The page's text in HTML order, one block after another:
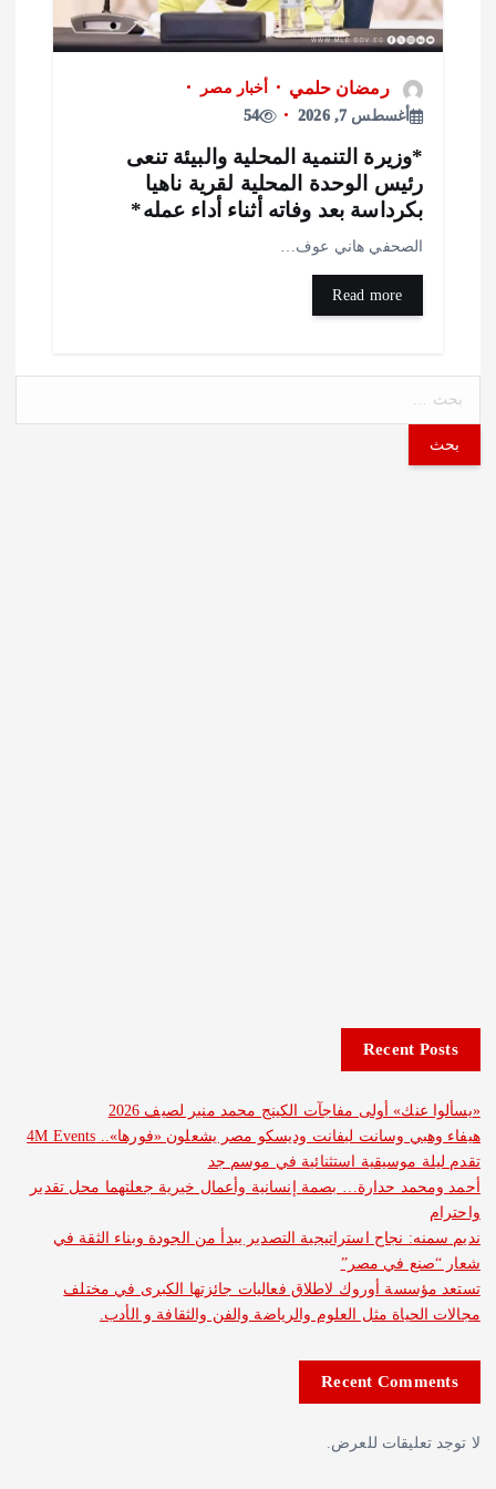
رمضان حلمي
أخبار مصر
أغسطس 7, 2026
54
التنمية المحلية والبيئة تنعى
الوحدة المحلية لقرية ناهيا
بعد وفاته أثناء أداء عمله*
هاني عوف…
Recent
أولى مفاجآت الكينج محمد منير لصيف 2026
هيفاء وهبي وسانت ليفانت وديسكو مصر يشعلون «فورها».. 4M Events
موسيقية استثنائية في موسم جد
حدارة… بصمة إنسانية وأعمال خيرية جعلتهما محل تقدير
نجاح استراتيجية التصدير يبدأ من الجودة وبناء الثقة في
في مصر”
أوروك لاطلاق فعاليات جائزتها الكبرى في مختلف
مثل العلوم والرياضة والفن والثقافة و الأدب.
Recent
للعرض.